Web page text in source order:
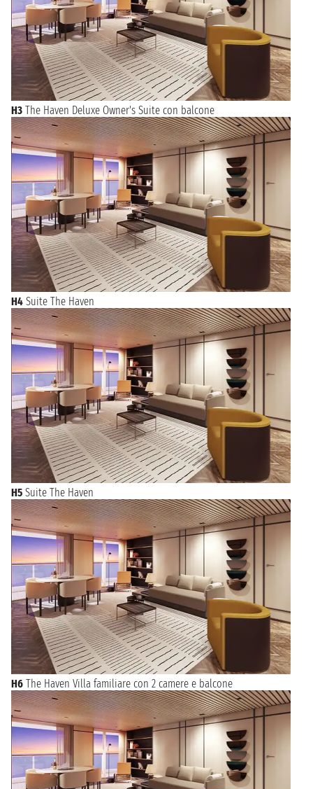
H3 The Haven Deluxe Owner's Suite con balcone
H4 Suite The Haven
H5 Suite The Haven
H6 The Haven Villa familiare con 2 camere e balcone